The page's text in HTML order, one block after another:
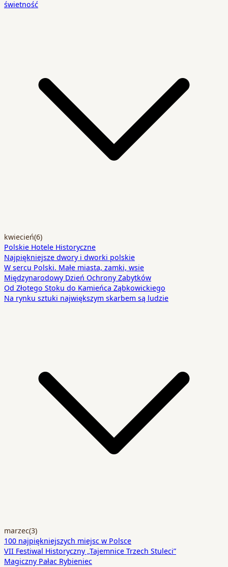
świetność
kwiecień(6)
Polskie Hotele Historyczne
Najpiękniejsze dwory i dworki polskie
W sercu Polski. Małe miasta, zamki, wsie
Międzynarodowy Dzień Ochrony Zabytków
Od Złotego Stoku do Kamieńca Ząbkowickiego
Na rynku sztuki największym skarbem są ludzie
marzec(3)
100 najpiękniejszych miejsc w Polsce
VII Festiwal Historyczny „Tajemnice Trzech Stuleci”
Magiczny Pałac Rybieniec